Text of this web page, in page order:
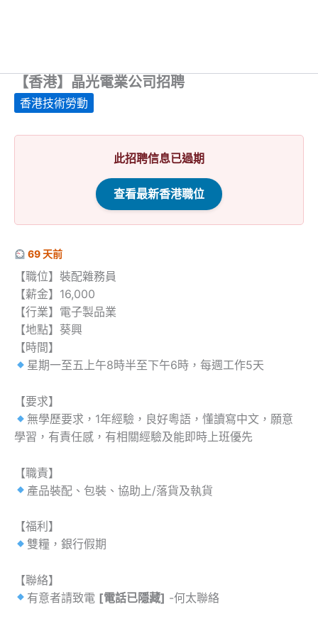
【香港】晶光電業公司招聘
香港技術勞動
此招聘信息已過期
查看最新香港職位
69 天前
【職位】裝配雜務員
【薪金】16,000
【行業】電子製品業
【地點】葵興
【時間】
星期一至五上午8時半至下午6時，每週工作5天
【要求】
無學歷要求，1年經驗，良好粵語，懂讀寫中文，願意
學習，有責任感，有相關經驗及能即時上班優先
【職責】
產品裝配、包裝、協助上/落貨及執貨
【福利】
雙糧，銀行假期
【聯絡】
有意者請致電 [電話已隱藏] -何太聯絡